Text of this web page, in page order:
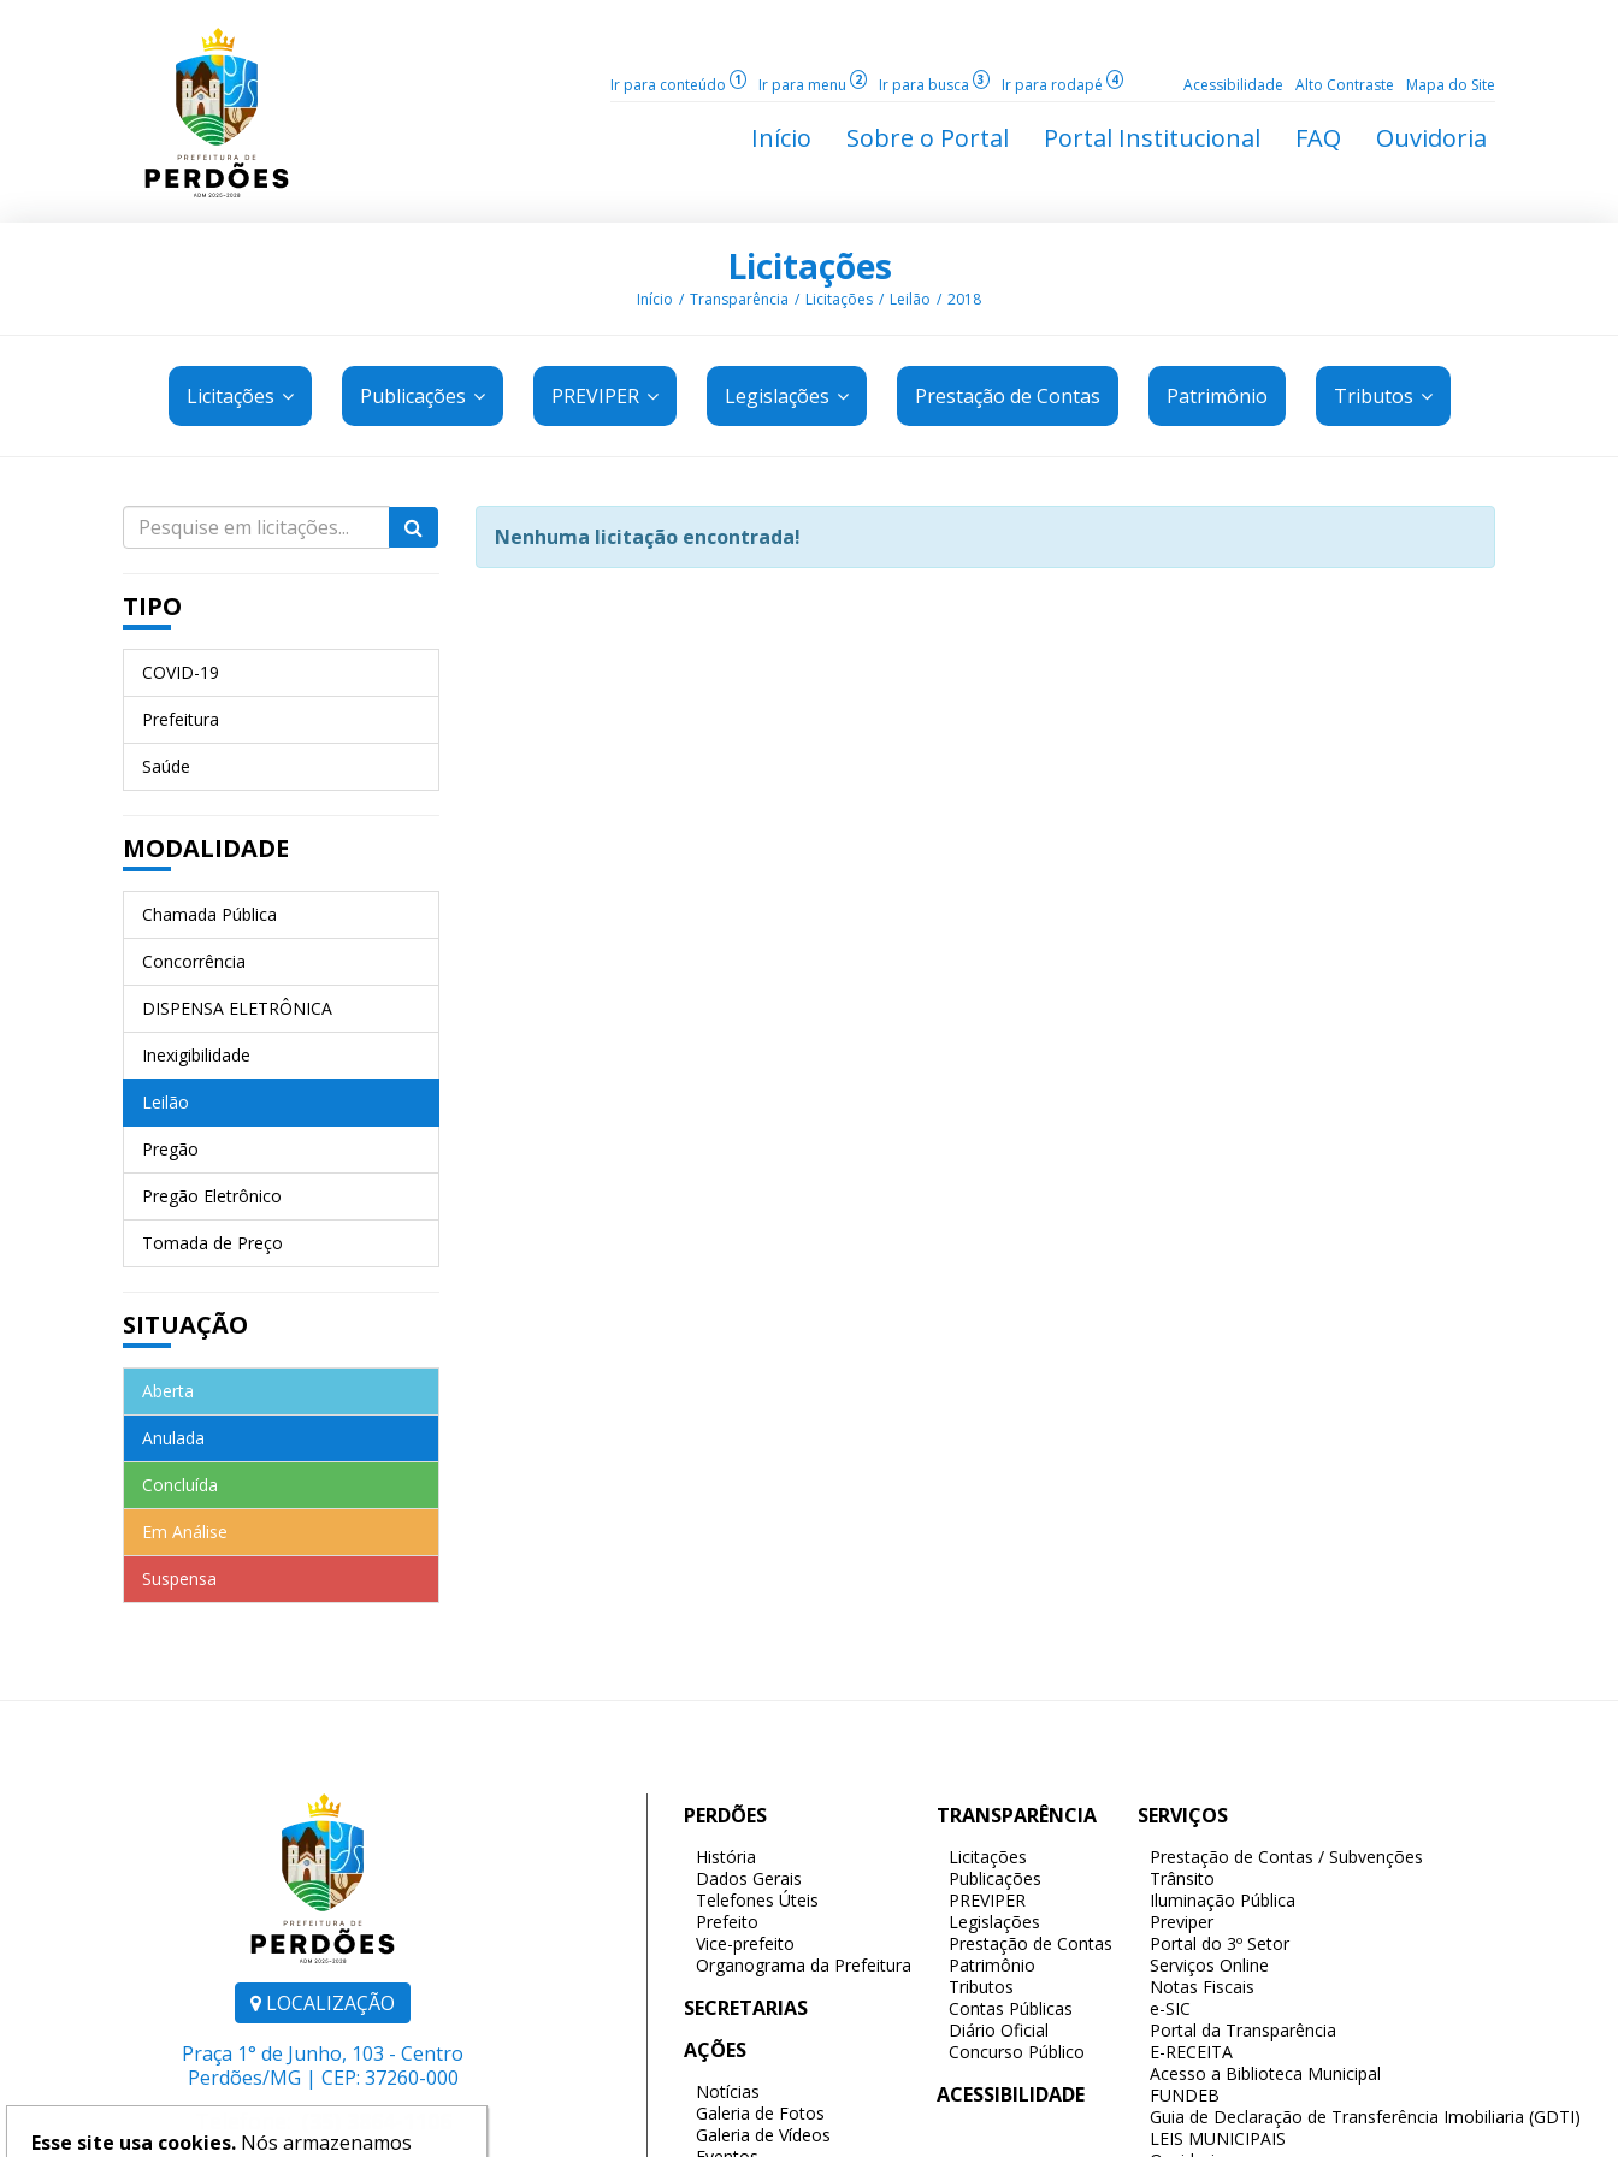
Ir para conteúdo 1 Ir para menu 2 Ir para busca 3 Ir para rodapé 4 Acessibilidade Alto Contraste Mapa do Site
Início Sobre o Portal Portal Institucional FAQ Ouvidoria
Licitações
Início Transparência Licitações Leilão 2018
Licitações Publicações PREVIPER Legislações Prestação de Contas Patrimônio Tributos
TIPO
COVID-19
Prefeitura
Saúde
MODALIDADE
Chamada Pública
Concorrência
DISPENSA ELETRÔNICA
Inexigibilidade
Leilão
Pregão
Pregão Eletrônico
Tomada de Preço
SITUAÇÃO
Aberta
Anulada
Concluída
Em Análise
Suspensa
Nenhuma licitação encontrada!
LOCALIZAÇÃO
Praça 1° de Junho, 103 - Centro
Perdões/MG | CEP: 37260-000
PERDÕES
História
Dados Gerais
Telefones Úteis
Prefeito
Vice-prefeito
Organograma da Prefeitura
SECRETARIAS
AÇÕES
Notícias
Galeria de Fotos
Galeria de Vídeos
TRANSPARÊNCIA
Licitações
Publicações
PREVIPER
Legislações
Prestação de Contas
Patrimônio
Tributos
Contas Públicas
Diário Oficial
Concurso Público
ACESSIBILIDADE
SERVIÇOS
Prestação de Contas / Subvenções
Trânsito
Iluminação Pública
Previper
Portal do 3º Setor
Serviços Online
Notas Fiscais
e-SIC
Portal da Transparência
E-RECEITA
Acesso a Biblioteca Municipal
FUNDEB
Guia de Declaração de Transferência Imobiliaria (GDTI)
LEIS MUNICIPAIS
Esse site usa cookies. Nós armazenamos